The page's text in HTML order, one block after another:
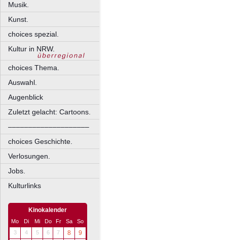
Musik.
Kunst.
choices spezial.
Kultur in NRW.
choices Thema.
Auswahl.
Augenblick
Zuletzt gelacht: Cartoons.
––––––––––––––––––––
choices Geschichte.
Verlosungen.
Jobs.
Kulturlinks
Kinokalender
Mo Di Mi Do Fr Sa
So
3
4 5 6 7 8
9